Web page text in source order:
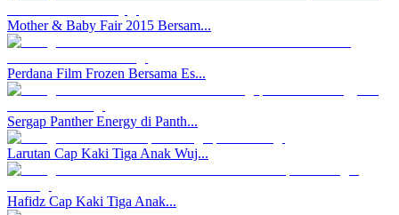
Mother & Baby Fair 2015 Bersam...
Perdana Film Frozen Bersama Es...
Sergap Panther Energy di Panth...
Larutan Cap Kaki Tiga Anak Wuj...
Hafidz Cap Kaki Tiga Anak...